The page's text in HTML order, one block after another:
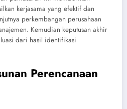
kerjasama yang efektif dan
perkembangan perusahaan
Kemudian keputusan akhir
dari hasil identifikasi
Perencanaan